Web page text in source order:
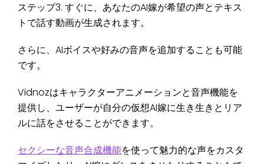
ステップ3. すぐに、あなたのAI嫁が希望の声とテキス
トで話す動画が生成されます。
さらに、AIボイスや好みの音声を追加することも可能
です。
Vidnozはキャラクターアニメーションと音声機能を
提供し、ユーザーが自分の仮想AI嫁に生き生きとリア
ルに話をさせることができます。
セクシーな音声合成機能を使って魅力的な声をカスタ